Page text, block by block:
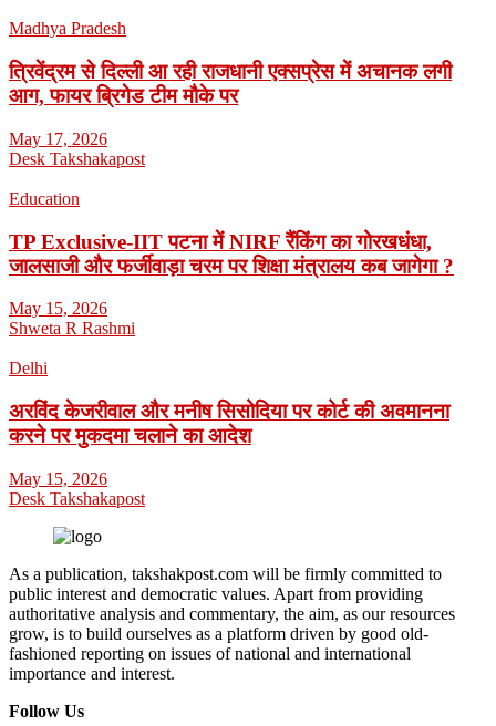
Madhya Pradesh
त्रिवेंद्रम से दिल्ली आ रही राजधानी एक्सप्रेस में अचानक लगी
आग, फायर ब्रिगेड टीम मौके पर
May 17, 2026
Desk Takshakapost
Education
TP Exclusive-IIT पटना में NIRF रैंकिंग का गोरखधंधा,
जालसाजी और फर्जीवाड़ा चरम पर शिक्षा मंत्रालय कब जागेगा ?
May 15, 2026
Shweta R Rashmi
Delhi
अरविंद केजरीवाल और मनीष सिसोदिया पर कोर्ट की अवमानना
करने पर मुकदमा चलाने का आदेश
May 15, 2026
Desk Takshakapost
As a publication, takshakpost.com will be firmly committed to
public interest and democratic values. Apart from providing
authoritative analysis and commentary, the aim, as our resources
grow, is to build ourselves as a platform driven by good old-
fashioned reporting on issues of national and international
importance and interest.
Follow Us